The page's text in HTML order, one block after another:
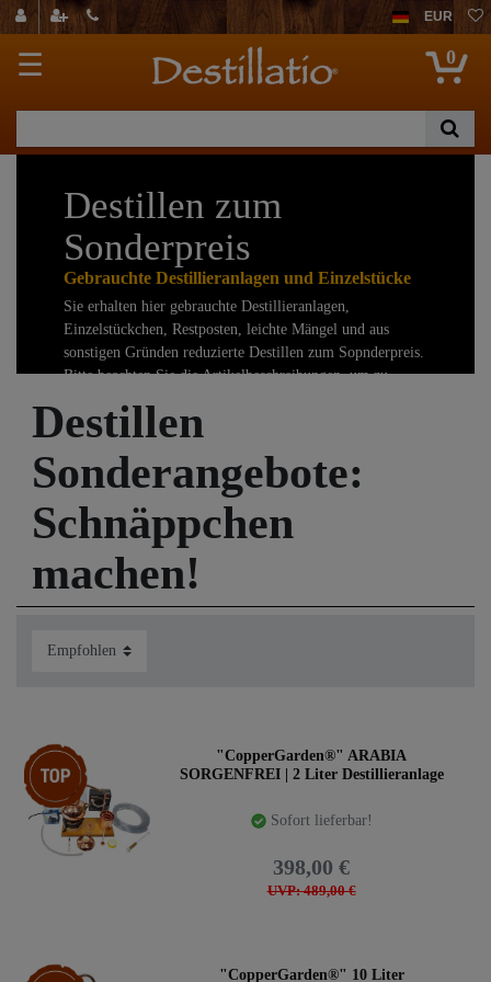
EUR
☰ 0
Destillen zum
Sonderpreis
Gebrauchte Destillieranlagen und Einzelstücke
Sie erhalten hier gebrauchte Destillieranlagen,
Einzelstückchen, Restposten, leichte Mängel und aus
sonstigen Gründen reduzierte Destillen zum Sopnderpreis.
Bitte beachten Sie die Artikelbeschreibungen, um zu
günstig abgeben.
Bitte beachten Sie auch, dass wir hier die Größen
mischen! Sie dürfen alle Destillen bis zu zwei Liter
Brennkessel bestellen, ohne Anmeldung beim Zoll.
Größere Destillen zur Herstellung ätherischer Öle können
Sie auch bestellen, müssen diese aber innerhalb von 3
Tagen bei Ihrem zuständigen Zollamt anmelden. Destillen
auch besitzen dürfen.
Destillen
Sonderangebote:
Schnäppchen
machen!
Top-Artikel
"CopperGarden®" ARABIA
SORGENFREI | 2 Liter Destillieranlage
Sofort lieferbar!
UVP: 489,00 €
398,00 €
Top-Artikel "CopperGarden®" 10 Liter